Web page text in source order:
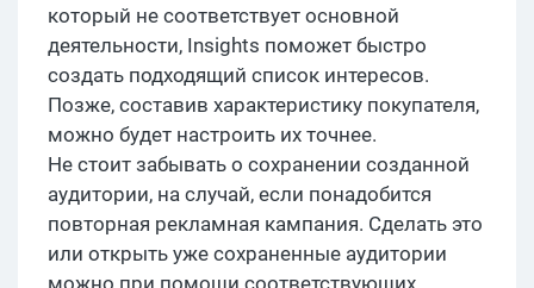
который не соответствует основной
деятельности, Insights поможет быстро
создать подходящий список интересов.
Позже, составив характеристику покупателя,
можно будет настроить их точнее.
Не стоит забывать о сохранении созданной
аудитории, на случай, если понадобится
повторная рекламная кампания. Сделать это
или открыть уже сохраненные аудитории